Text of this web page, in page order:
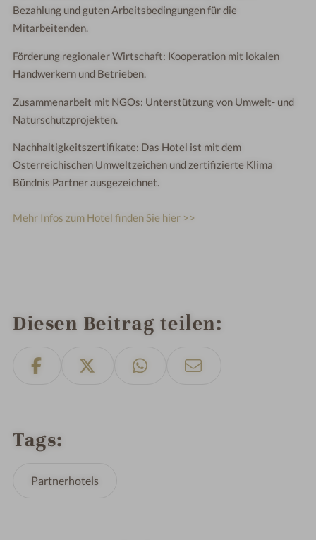
Bezahlung und guten Arbeitsbedingungen für die
Mitarbeitenden.
Förderung regionaler Wirtschaft: Kooperation mit lokalen
Handwerkern und Betrieben.
Zusammenarbeit mit NGOs: Unterstützung von Umwelt- und
Naturschutzprojekten.
Nachhaltigkeitszertifikate: Das Hotel ist mit dem
Österreichischen Umweltzeichen und zertifizierte Klima
Bündnis Partner ausgezeichnet.
Mehr Infos zum Hotel finden Sie hier >>
Diesen Beitrag teilen
Tags
Partnerhotels